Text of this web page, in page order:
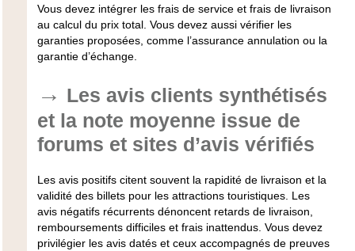
Vous devez intégrer les frais de service et frais de livraison
au calcul du prix total. Vous devez aussi vérifier les
garanties proposées, comme l’assurance annulation ou la
garantie d’échange.
Les avis clients synthétisés
et la note moyenne issue de
forums et sites d’avis vérifiés
Les avis positifs citent souvent la rapidité de livraison et la
validité des billets pour les attractions touristiques. Les
avis négatifs récurrents dénoncent retards de livraison,
remboursements difficiles et frais inattendus. Vous devez
privilégier les avis datés et ceux accompagnés de preuves